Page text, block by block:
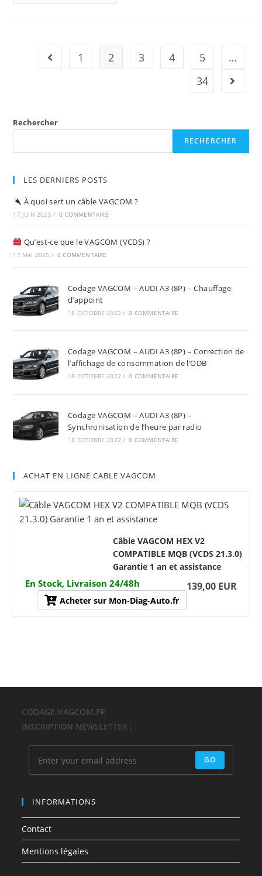
VAGCOM
Verrouillage
Automatique
Go to the previous page
1 2 3 4 5
…
34
Aller à
Rechercher
RECHERCHER
LES DERNIERS POSTS
À quoi sert un câble VAGCOM ?
17 JUIN 2025 / 0 COMMENTAIRE
Qu’est-ce que le VAGCOM (VCDS) ?
17 MAI 2025 / 0 COMMENTAIRE
Codage VAGCOM – AUDI A3 (8P) – Chauffage
d’appoint
18 OCTOBRE 2022 / 0 COMMENTAIRE
Codage VAGCOM – AUDI A3 (8P) – Correction de
l’affichage de consommation de l’ODB
18 OCTOBRE 2022 / 0 COMMENTAIRE
Codage VAGCOM – AUDI A3 (8P) –
Synchronisation de l’heure par radio
18 OCTOBRE 2022 / 0 COMMENTAIRE
ACHAT EN LIGNE CABLE VAGCOM
Câble VAGCOM HEX V2
COMPATIBLE MQB (VCDS 21.3.0)
Garantie 1 an et assistance
En Stock, Livraison 24/48h 139,00 EUR
Acheter sur Mon-Diag-Auto.fr
CODAGE-VAGCOM.FR
INSCRIPTION NEWSLETTER :
GO
INFORMATIONS
Contact
Mentions légales